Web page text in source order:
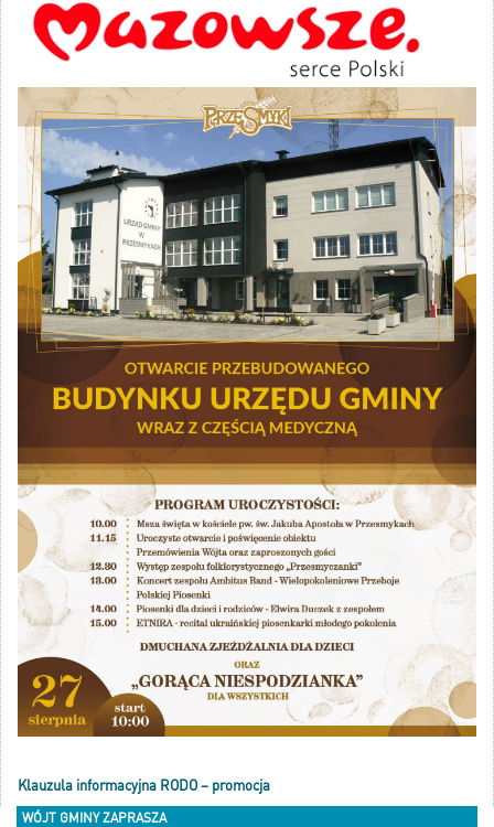
Klauzula informacyjna RODO – promocja
WÓJT GMINY ZAPRASZA